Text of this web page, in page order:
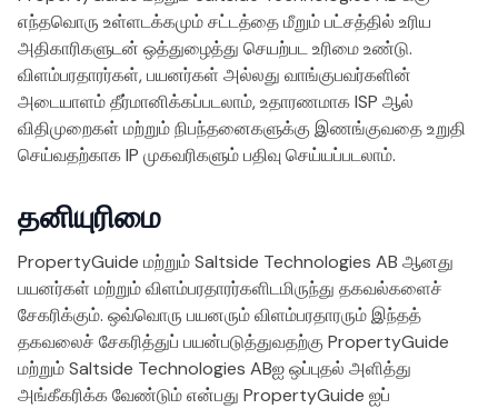
எந்தவொரு உள்ளடக்கமும் சட்டத்தை மீறும் பட்சத்தில் உரிய
அதிகாரிகளுடன் ஒத்துழைத்து செயற்பட உரிமை உண்டு.
விளம்பரதாரர்கள், பயனர்கள் அல்லது வாங்குபவர்களின்
அடையாளம் தீர்மானிக்கப்படலாம், உதாரணமாக ISP ஆல்
விதிமுறைகள் மற்றும் நிபந்தனைகளுக்கு இணங்குவதை உறுதி
செய்வதற்காக IP முகவரிகளும் பதிவு செய்யப்படலாம்.
தனியுரிமை
PropertyGuide மற்றும் Saltside Technologies AB ஆனது
பயனர்கள் மற்றும் விளம்பரதாரர்களிடமிருந்து தகவல்களைச்
சேகரிக்கும். ஒவ்வொரு பயனரும் விளம்பரதாரரும் இந்தத்
தகவலைச் சேகரித்துப் பயன்படுத்துவதற்கு PropertyGuide
மற்றும் Saltside Technologies ABஐ ஒப்புதல் அளித்து
அங்கீகரிக்க வேண்டும் என்பது PropertyGuide ஐப்